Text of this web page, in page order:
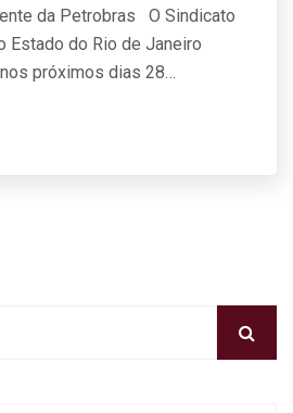
da Petrobras O Sindicato
Estado do Rio de Janeiro
próximos dias 28…